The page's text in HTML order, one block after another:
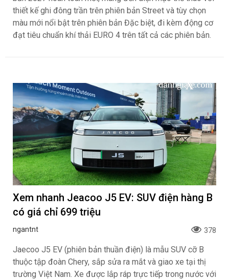
thiết kế ghi đông trần trên phiên bản Street và tùy chọn
màu mới nổi bật trên phiên bản Đặc biệt, đi kèm động cơ
đạt tiêu chuẩn khí thải EURO 4 trên tất cả các phiên bản.
Xem nhanh Jeacoo J5 EV: SUV điện hàng B
có giá chỉ 699 triệu
ngantnt 378
Jaecoo J5 EV (phiên bản thuần điện) là mẫu SUV cỡ B
thuộc tập đoàn Chery, sắp sửa ra mắt và giao xe tại thị
trường Việt Nam. Xe được lắp ráp trực tiếp trong nước với